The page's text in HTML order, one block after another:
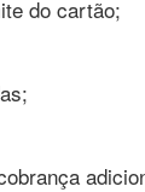
do cartão;